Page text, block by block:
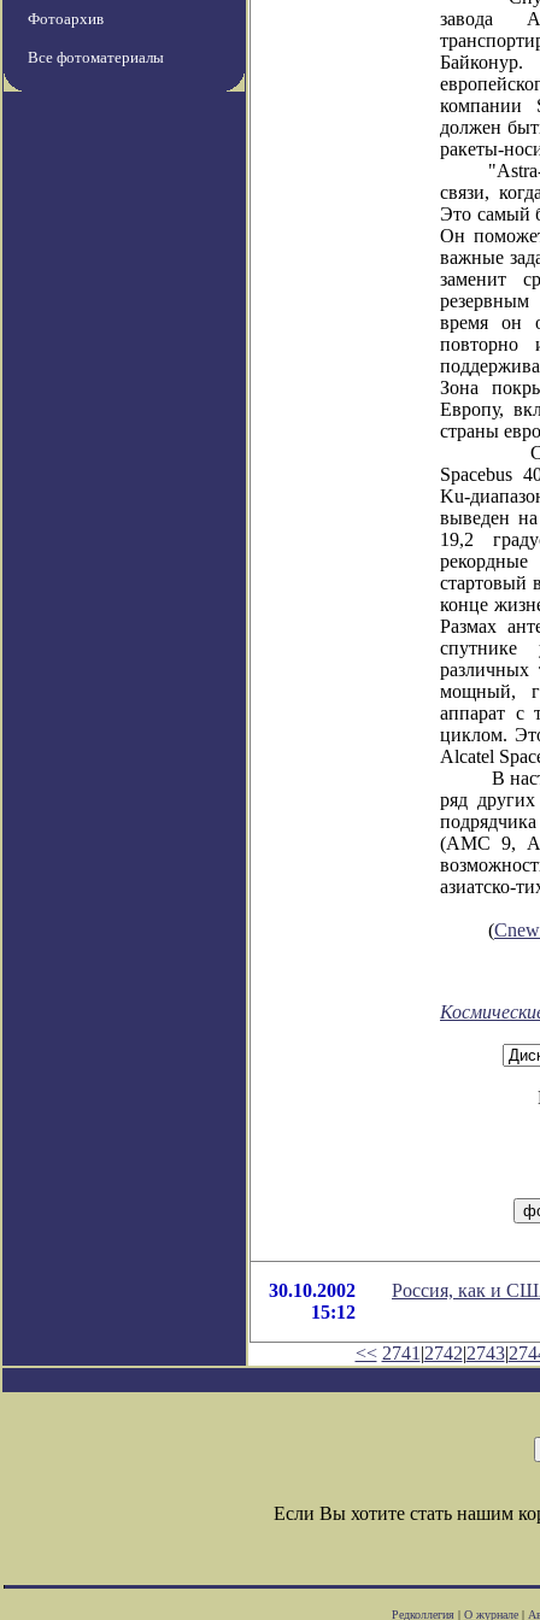
Фотоархив
Все фотоматериалы
завода
компании
должен
ракеты-
"Astra-
связи,
Это самый
Он
важные
заменит
время он
повторно
Зона
Европу,
страны
Spacebus
Ku-
выведен
19,2
стартовый
конце
Размах
спутнике
мощный,
аппарат с
циклом.
Alcatel
В
ряд других
(AMC 9,
азиатско-
(
30.10.2002
15:12
Россия, как и
<< 2741 |2742|2743|
Если Вы хотите стать нашим
Редколлегия| О журнале|